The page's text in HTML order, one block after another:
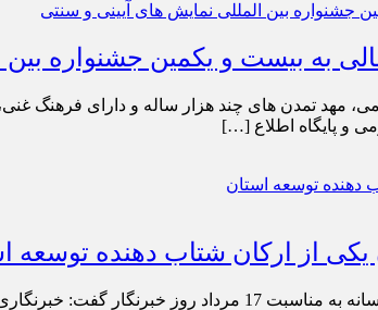
به بیست و یکمین جشنواره
مهد تمدن های چند هزار ساله و دارای فرهنگ
و پایگاه اطلاع […]
از ارکان شتاب دهنده توسعه
عشق و تکلیف است .